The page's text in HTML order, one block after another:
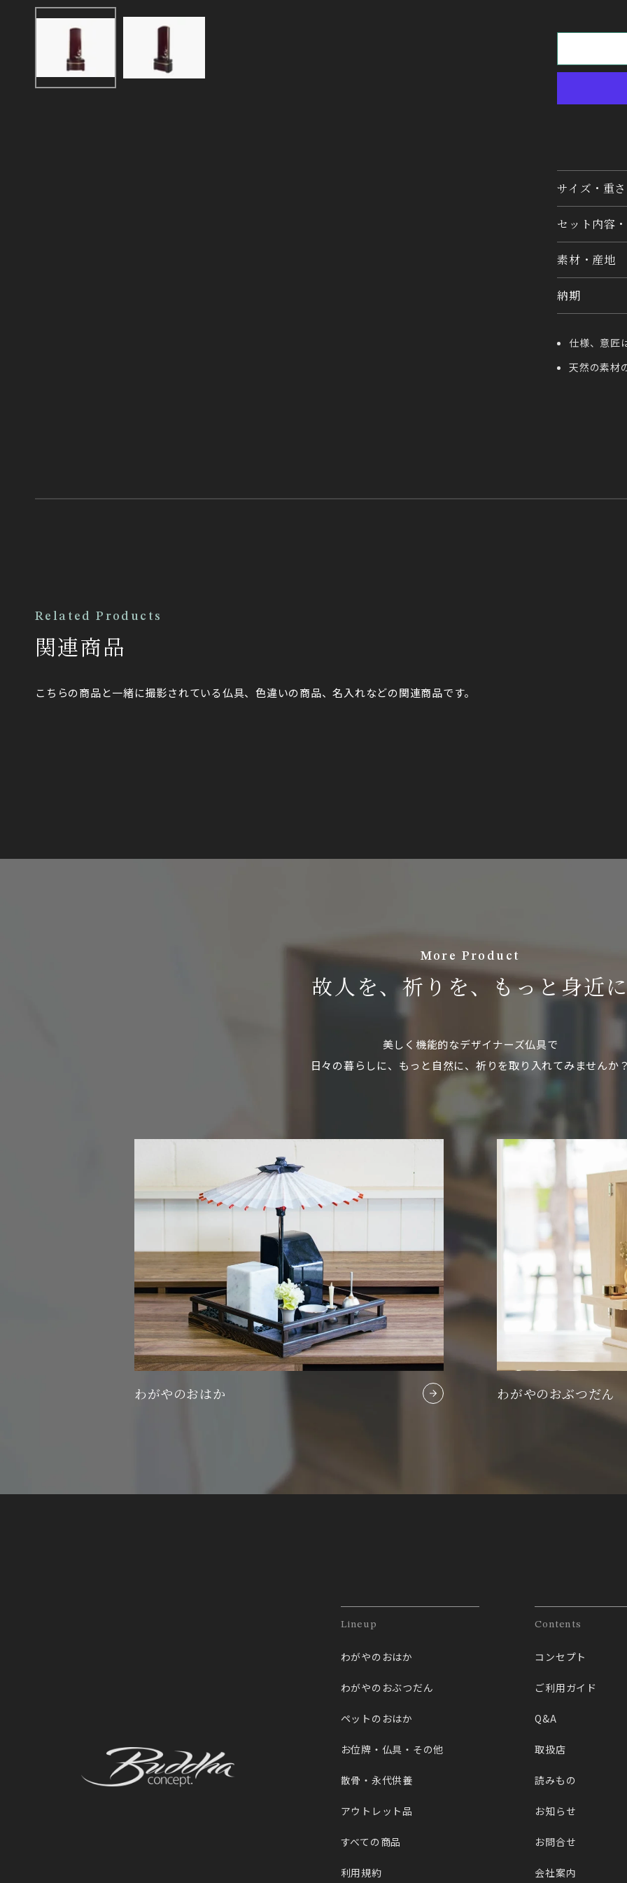
サイズ・重さ
セット内容
素材・産地
納期
仕様、意匠
天然の素材
Related Products
関連商品
こちらの商品と一緒に撮影されている仏具、色違いの商品、名入れなどの関連商品です。
More Product
故人を、祈りを、もっと身近
美しく機能的なデザイナーズ仏具で
日々の暮らしに、もっと自然に、祈りを取り入れてみませんか
わがやのおはか わがやのおぶつだん
Lineup
わがやのおはか
わがやのおぶつだん
ペットのおはか
お位牌・仏具・その他
散骨・永代供養
アウトレット品
すべての商品
利用規約
Contents
コンセプト
ご利用ガイド
Q&A
取扱店
読みもの
お知らせ
お問合せ
会社案内